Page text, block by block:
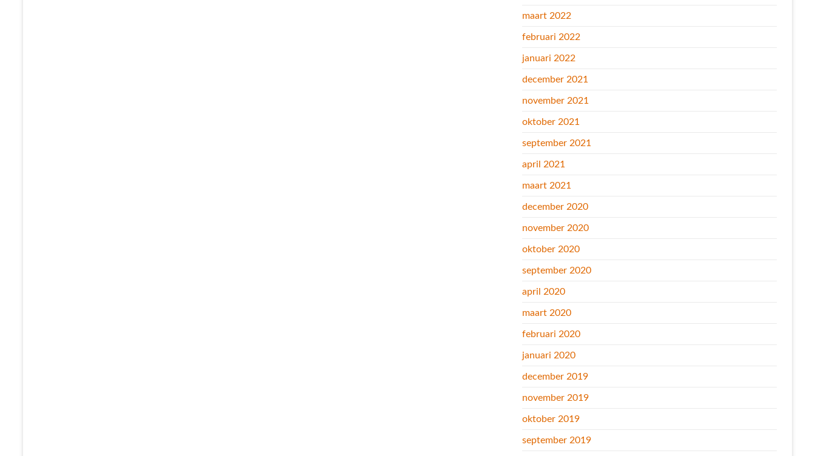
maart 2022
februari 2022
januari 2022
december 2021
november 2021
oktober 2021
september 2021
april 2021
maart 2021
december 2020
november 2020
oktober 2020
september 2020
april 2020
maart 2020
februari 2020
januari 2020
december 2019
november 2019
oktober 2019
september 2019